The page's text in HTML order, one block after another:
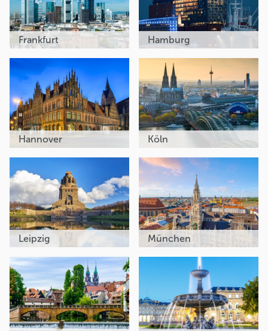
Frankfurt Hamburg
Hannover Köln
Leipzig München